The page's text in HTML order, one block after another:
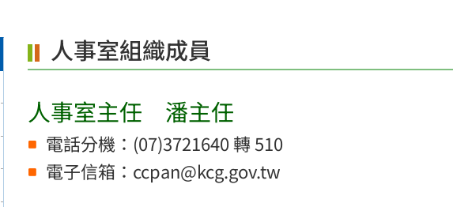
人事室組織成員
人事室主任 潘主任
電話分機：(07)3721640 轉 510
電子信箱：ccpan@kcg.gov.tw